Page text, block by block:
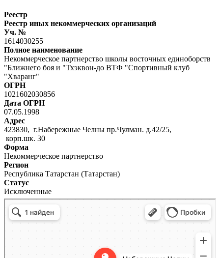
Реестр
Реестр иных некоммерческих организаций
Уч. №
1614030255
Полное наименование
Некоммерческое партнерство школы восточных единоборств
"Ближнего боя и "Тхэквон-до ВТФ "Спортивный клуб
"Хваранг"
ОГРН
1021602030856
Дата ОГРН
07.05.1998
Адрес
423830, г.Набережные Челны пр.Чулман. д.42/25,
корп.шк. 30
Форма
Некоммерческое партнерство
Регион
Республика Татарстан (Татарстан)
Статус
Исключенные